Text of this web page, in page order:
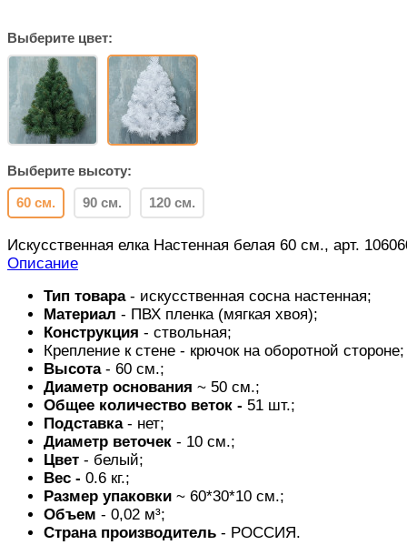
Выберите цвет:
Выберите высоту:
60 см. 90 см. 120 см.
Искусственная елка Настенная белая 60 см., арт.
Описание
Тип товара- искусственная сосна настенная;
Материал - ПВХ пленка (мягкая хвоя);
Конструкция - ствольная;
Крепление к стене - крючок на оборотной стороне;
Высота- 60 см.;
Диаметр основания ~ 50 см.;
Общее количество веток - 51 шт.;
Подставка- нет;
Диаметр веточек - 10 см.;
Цвет - белый;
Вес - 0.6 кг.;
Размер упаковки ~ 60*30*10 см.;
Объем - 0,02 м³;
Страна производитель - РОССИЯ.